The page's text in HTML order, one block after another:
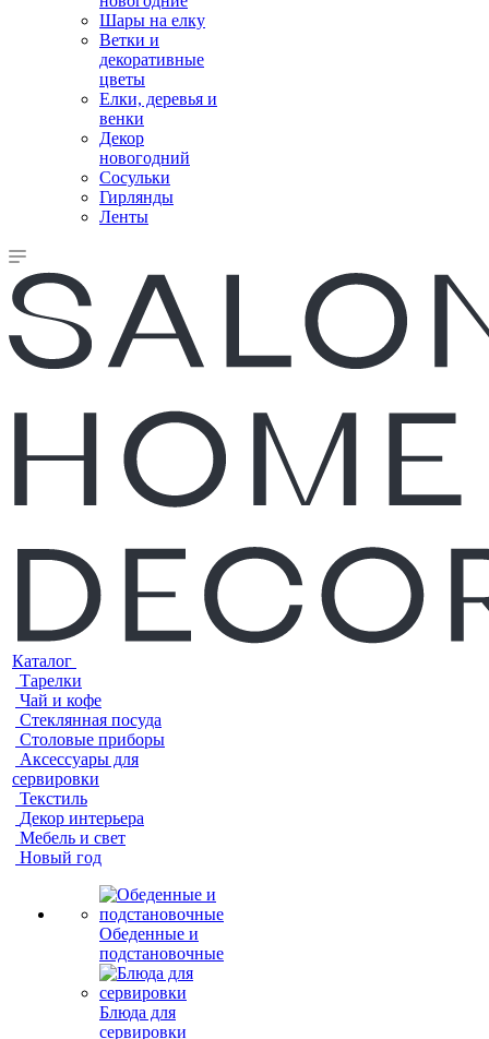
Шары на елку
Ветки и
декоративные
цветы
Елки, деревья и
венки
Декор
новогодний
Сосульки
Гирлянды
Ленты
Каталог
Тарелки
Чай и кофе
Стеклянная посуда
Столовые приборы
Аксессуары для
сервировки
Текстиль
Декор интерьера
Мебель и свет
Новый год
Обеденные и
подстановочные
Блюда для
сервировки